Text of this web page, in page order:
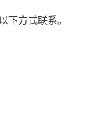
下方式联系。